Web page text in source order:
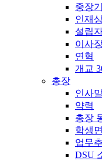
중장
인재
설립
이사
연혁
개교
총장
인사
약력
총장
학생
업무
DSU